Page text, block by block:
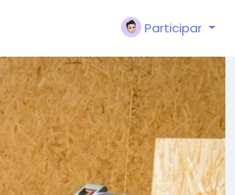
Participar